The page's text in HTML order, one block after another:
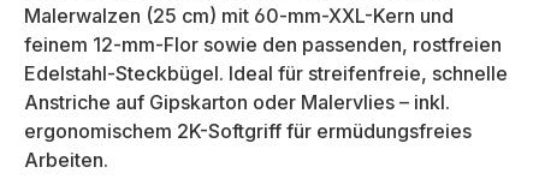
Malerwalzen (25 cm) mit 60-mm-XXL-Kern und
feinem 12-mm-Flor sowie den passenden, rostfreien
Edelstahl-Steckbügel. Ideal für streifenfreie, schnelle
Anstriche auf Gipskarton oder Malervlies – inkl.
ergonomischem 2K-Softgriff für ermüdungsfreies
Arbeiten.